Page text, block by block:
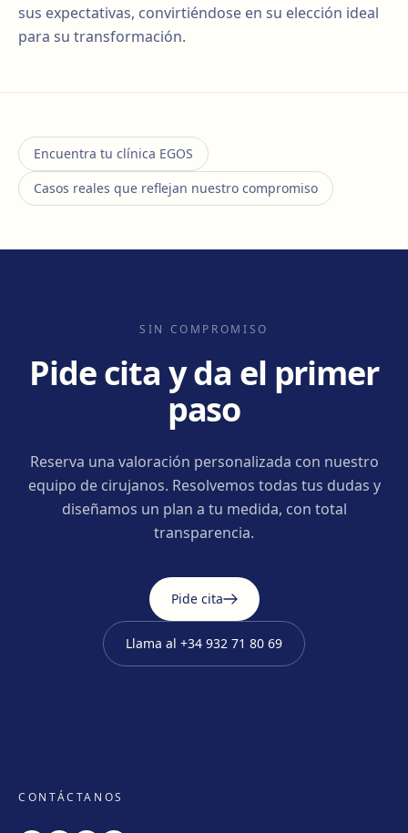
sus expectativas, convirtiéndose en su elección ideal
para su transformación.
Encuentra tu clínica EGOS
Casos reales que reflejan nuestro compromiso
SIN COMPROMISO
Pide cita y da el primer
paso
Reserva una valoración personalizada con nuestro
equipo de cirujanos. Resolvemos todas tus dudas y
diseñamos un plan a tu medida, con total
transparencia.
Pide cita
Llama al +34 932 71 80 69
CONTÁCTANOS